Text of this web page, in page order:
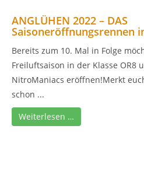
ANGLÜHEN 2022 – DAS
Saisoneröffnungsrennen
Bereits zum 10. Mal in Folge
Freiluftsaison in der Klasse OR8
NitroManiacs eröffnen!Merkt
schon ...
Weiterlesen …